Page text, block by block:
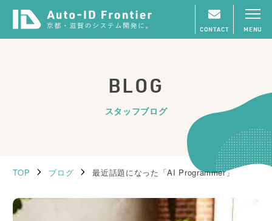
CONTACT MENU
BLOG
スタッフブログ
TOP ブログ 最近話題になった「AI Programmer」